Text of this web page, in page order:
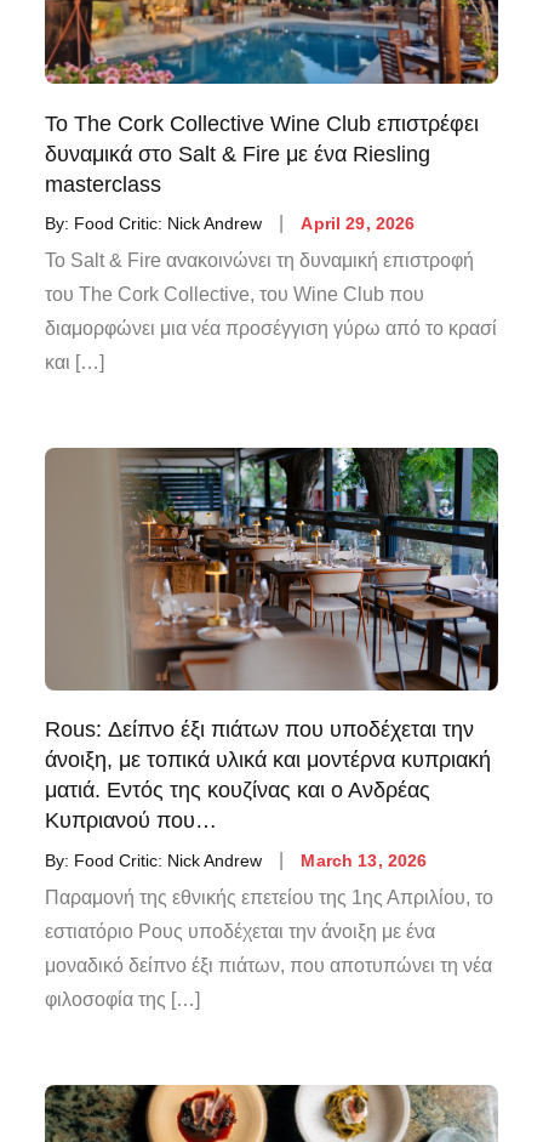
Το The Cork Collective Wine Club επιστρέφει
δυναμικά στο Salt & Fire με ένα Riesling
masterclass
By: Food Critic: Nick Andrew April 29, 2026
Το Salt & Fire ανακοινώνει τη δυναμική επιστροφή
του The Cork Collective, του Wine Club που
διαμορφώνει μια νέα προσέγγιση γύρω από το κρασί
και […]
Rous: Δείπνο έξι πιάτων που υποδέχεται την
άνοιξη, με τοπικά υλικά και μοντέρνα κυπριακή
ματιά. Εντός της κουζίνας και ο Ανδρέας
Κυπριανού που…
By: Food Critic: Nick Andrew March 13, 2026
Παραμονή της εθνικής επετείου της 1ης Απριλίου, το
εστιατόριο Ρους υποδέχεται την άνοιξη με ένα
μοναδικό δείπνο έξι πιάτων, που αποτυπώνει τη νέα
φιλοσοφία της […]